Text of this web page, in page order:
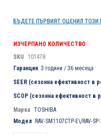
БЪДЕТЕ ПЪРВИЯТ ОЦЕНИЛ ТОЗИ
ИЗЧЕРПАНО КОЛИЧЕСТВО
SKU
101478
Гаранция 3 години / 36 месеца
SEER (сезонна ефективност в
SCOP (сезонна ефективност в
Марка TOSHIBA
Модел RAV-SM1107CTP-E\/RAV-